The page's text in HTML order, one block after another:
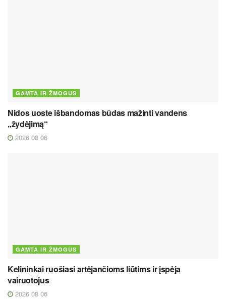
GAMTA IR ŽMOGUS
Nidos uoste išbandomas būdas mažinti vandens
„žydėjimą“
2026 08 06
GAMTA IR ŽMOGUS
Kelininkai ruošiasi artėjančioms liūtims ir įspėja
vairuotojus
2026 08 06